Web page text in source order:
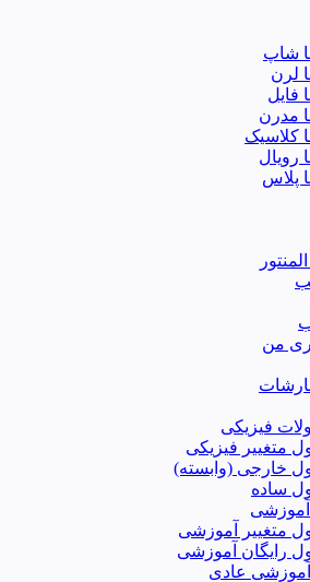
شاپ
لرن
فایل
مدرن
کلاسیک
رویال
پلاس
من
فیزیکی
متغییر فیزیکی
خارجی (وابسته)
ساده
متغییر آموزشی
رایگان آموزشی
عادی